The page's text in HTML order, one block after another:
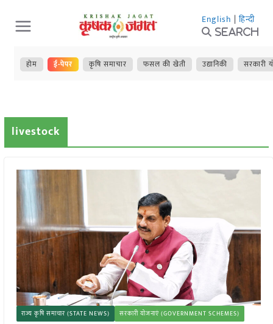
Skip
to
content
English | हिन्दी
Search
होम ई-पेपर कृषि समाचार फसल की खेती उद्यानिकी सरकारी
livestock
राज्य कृषि समाचार (STATE NEWS) सरकारी योजनाएं (GOVERNMENT SCHEMES)